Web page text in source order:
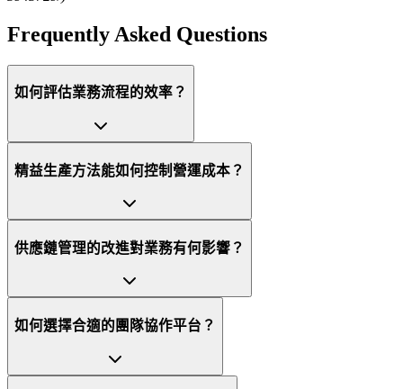
Frequently Asked Questions
如何評估業務流程的效率？
精益生產方法能如何控制營運成本？
供應鏈管理的改進對業務有何影響？
如何選擇合適的團隊協作平台？